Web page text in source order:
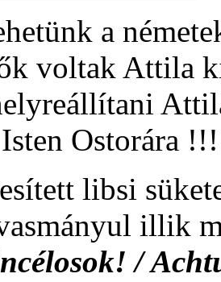
a
voltak Attila
Ostorára !!!
libsi
illik
/